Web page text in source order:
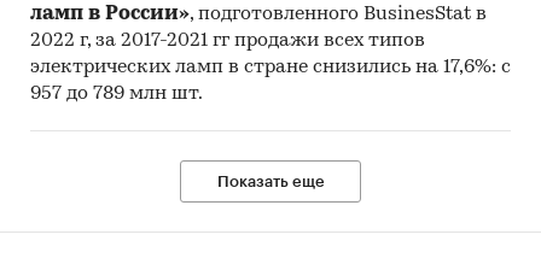
ламп в России», подготовленного BusinesStat в
2022 г, за 2017-2021 гг продажи всех типов
электрических ламп в стране снизились на 17,6%: с
957 до 789 млн шт.
Показать еще